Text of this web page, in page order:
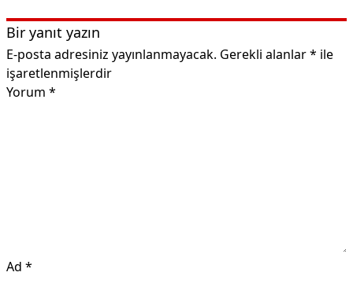
Bir yanıt yazın
E-posta adresiniz yayınlanmayacak. Gerekli alanlar* ile
işaretlenmişlerdir
Yorum *
Ad *